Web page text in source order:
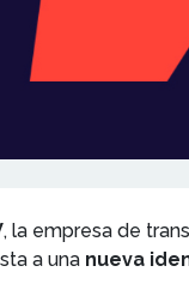
, la empresa de
a una nueva